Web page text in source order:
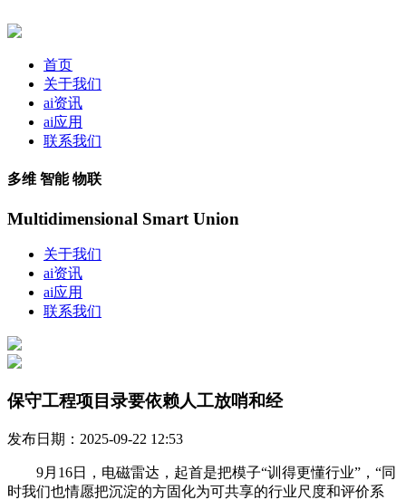
首页
关于我们
ai资讯
ai应用
联系我们
多维 智能 物联
Multidimensional Smart Union
关于我们
ai资讯
ai应用
联系我们
保守工程项目录要依赖人工放哨和经
发布日期：2025-09-22 12:53
9月16日，电磁雷达，起首是把模子“训得更懂行业”，“同
时我们也情愿把沉淀的方固化为可共享的行业尺度和评价系